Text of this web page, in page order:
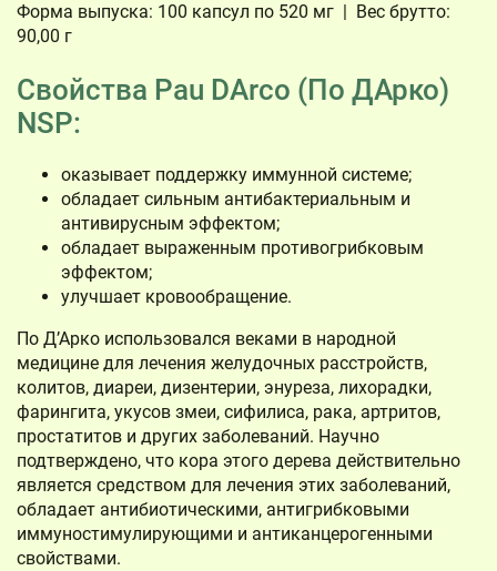
Форма выпуска: 100 капсул по 520 мг | Вес брутто:
90,00 г
Свойства Pau DArco (По ДАрко)
NSP:
оказывает поддержку иммунной системе;
обладает сильным антибактериальным и
антивирусным эффектом;
обладает выраженным противогрибковым
эффектом;
улучшает кровообращение.
По Д’Арко использовался веками в народной
медицине для лечения желудочных расстройств,
колитов, диареи, дизентерии, энуреза, лихорадки,
фарингита, укусов змеи, сифилиса, рака, артритов,
простатитов и других заболеваний. Научно
подтверждено, что кора этого дерева действительно
является средством для лечения этих заболеваний,
обладает антибиотическими, антигрибковыми
иммуностимулирующими и антиканцерогенными
свойствами.